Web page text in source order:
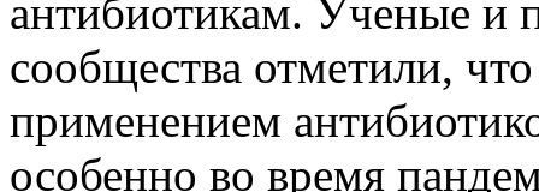
антибиотикам. Ученые и
сообщества отметили,
применением
особенно во время